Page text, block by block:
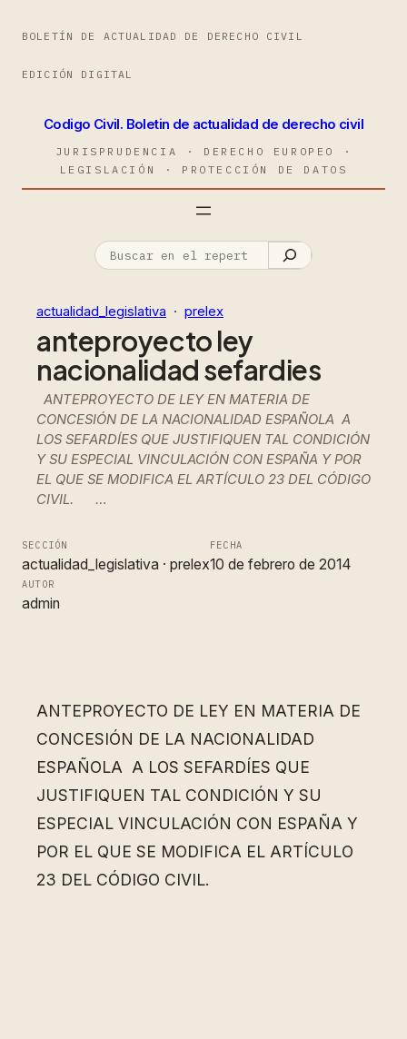
BOLETÍN DE ACTUALIDAD DE DERECHO CIVIL
EDICIÓN DIGITAL
Codigo Civil. Boletin de actualidad de derecho civil
JURISPRUDENCIA · DERECHO EUROPEO ·
LEGISLACIÓN · PROTECCIÓN DE DATOS
actualidad_legislativa
  ·
prelex
anteproyecto ley
nacionalidad sefardies
ANTEPROYECTO DE LEY EN MATERIA DE
CONCESIÓN DE LA NACIONALIDAD ESPAÑOLA A
LOS SEFARDÍES QUE JUSTIFIQUEN TAL CONDICIÓN
Y SU ESPECIAL VINCULACIÓN CON ESPAÑA Y POR
EL QUE SE MODIFICA EL ARTÍCULO 23 DEL CÓDIGO
CIVIL. …
SECCIÓN
actualidad_legislativa · prelex
FECHA
10 de febrero de 2014
AUTOR
admin
ANTEPROYECTO DE LEY EN MATERIA DE
CONCESIÓN DE LA NACIONALIDAD
ESPAÑOLA A LOS SEFARDÍES QUE
JUSTIFIQUEN TAL CONDICIÓN Y SU
ESPECIAL VINCULACIÓN CON ESPAÑA Y
POR EL QUE SE MODIFICA EL ARTÍCULO
23 DEL CÓDIGO CIVIL.